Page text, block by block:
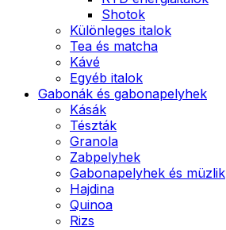
Shotok
Különleges italok
Tea és matcha
Kávé
Egyéb italok
Gabonák és gabonapelyhek
Kásák
Tészták
Granola
Zabpelyhek
Gabonapelyhek és müzlik
Hajdina
Quinoa
Rizs